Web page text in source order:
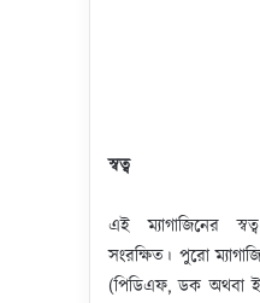
স্বত্ব
এই ম্যাগাজিনের
সংরক্ষিত। পুরো
(পিডিএফ, ডক অথবা